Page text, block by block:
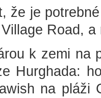
že je
Road,
k zemi na
Hurghada:
na pláži